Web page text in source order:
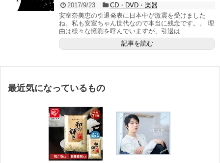
2017/9/23
CD・DVD・楽器
安室奈美恵の引退発表に日本中が激震を受けました
ね。私も安室ちゃん世代なので本当に残念です。。 理
由は様々な憶測を呼んでいますが、引退は...
記事を読む
最近気になっているもの